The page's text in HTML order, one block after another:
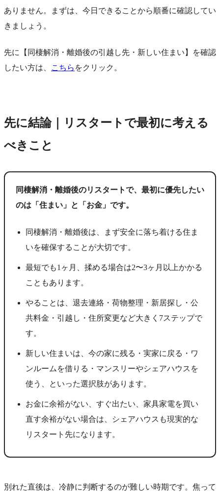
ありません。まずは、今日できることから順番に確認してい
きましょう。
先に【同棲解消・離婚後の引越し先・新しい住まい】を確認
したい方は、
こちら をクリック。
先に結論｜リスタートで最初に考える
べきこと
同棲解消・離婚後のリスタートで、最初に優先したい
のは「住まい」と「お金」です。
同棲解消・離婚後は、まず安全に落ち着ける住ま
いを確保することが大切です。
最短でも1ヶ月、揉める場合は2〜3ヶ月以上かかる
こともあります。
やることは、退去連絡・荷物整理・新居探し・公
共料金・引越し・住所変更など大きく7ステップで
す。
新しい住まいは、今の家に残る・実家に戻る・ワ
ンルームを借りる・マンスリーやシェアハウスを
使う、といった選択肢があります。
お金に余裕がない、すぐ出たい、家具家電を買い
直す余裕がない場合は、シェアハウスも現実的な
リスタート先になります。
別れた直後は、冷静に判断するのが難しい時期です。焦って